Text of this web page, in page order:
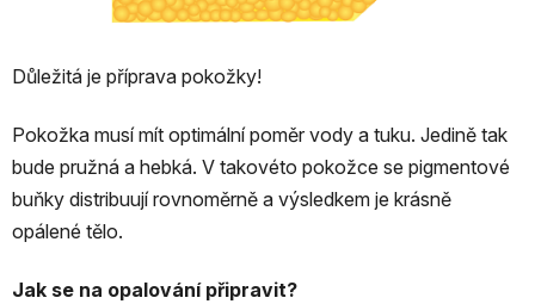
Důležitá je příprava pokožky!
Pokožka musí mít optimální poměr vody a tuku. Jedině tak
bude pružná a hebká. V takovéto pokožce se pigmentové
buňky distribuují rovnoměrně a výsledkem je krásně
opálené tělo.
Jak se na opalování připravit?